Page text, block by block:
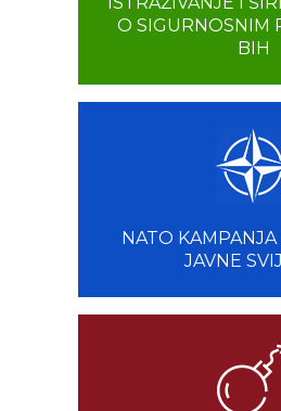
O SIGURNOSNIM
BIH
NATO
JAVNE